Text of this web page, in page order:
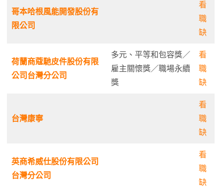
哥本哈根風能開發股份有
限公司
看
職
缺
荷蘭商蔻馳皮件股份有限
公司台灣分公司
多元、平等和包容獎／
雇主關懷獎／職場永續
獎
看
職
缺
台灣康寧
看
職
缺
英商希威仕股份有限公司
台灣分公司
看
職
缺